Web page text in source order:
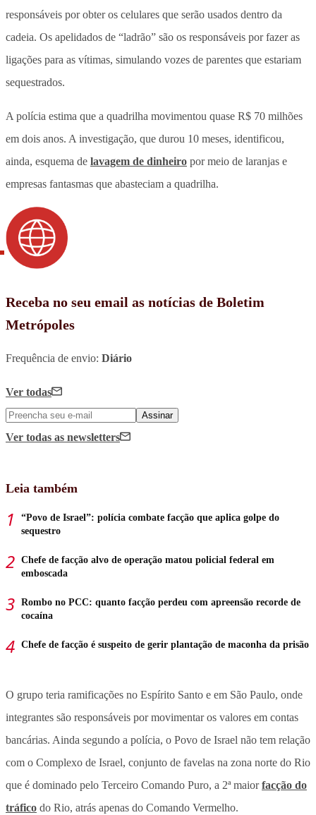
responsáveis por obter os celulares que serão usados dentro da
cadeia. Os apelidados de “ladrão” são os responsáveis por fazer as
ligações para as vítimas, simulando vozes de parentes que estariam
sequestrados.
A polícia estima que a quadrilha movimentou quase R$ 70 milhões
em dois anos. A investigação, que durou 10 meses, identificou,
ainda, esquema de lavagem de dinheiro por meio de laranjas e
empresas fantasmas que abasteciam a quadrilha.
Receba no seu email as notícias de Boletim
Metrópoles
Frequência de envio: Diário
Ver todas
Assinar
Ver todas as newsletters
Leia também
“Povo de Israel”: polícia combate facção que aplica golpe do
sequestro
Chefe de facção alvo de operação matou policial federal em
emboscada
Rombo no PCC: quanto facção perdeu com apreensão recorde de
cocaína
Chefe de facção é suspeito de gerir plantação de maconha da prisão
O grupo teria ramificações no Espírito Santo e em São Paulo, onde
integrantes são responsáveis por movimentar os valores em contas
bancárias. Ainda segundo a polícia, o Povo de Israel não tem relação
com o Complexo de Israel, conjunto de favelas na zona norte do Rio
que é dominado pelo Terceiro Comando Puro, a 2ª maiorfacção do
tráfico do Rio, atrás apenas do Comando Vermelho.